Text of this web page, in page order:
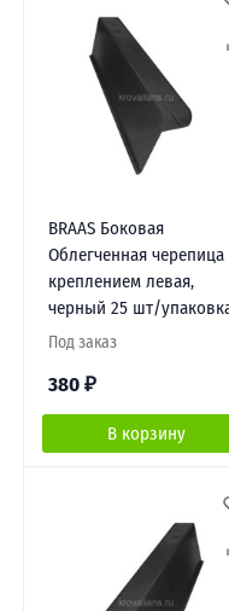
BRAAS Боковая
Облегченная черепица
креплением левая,
черный 25 шт/
Под заказ
380 ₽
В корзину